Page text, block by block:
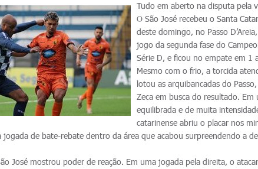
Tudo em aberto na disputa pela
O São José recebeu o Santa
deste domingo, no Passo
jogo da segunda fase do
Série D, e ficou no empate em 1
Mesmo com o frio, a torcida
lotou as arquibancadas do
Zeca em busca do resultado. Em
equilibrada e de muita
catarinense abriu o placar nos
jogada de bate-rebate dentro da área que acabou surpreendendo a
José mostrou poder de reação. Em uma jogada pela direita, o